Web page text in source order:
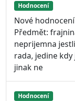
Hodnocení
Nové
Předmět:
neprijemna
rada, jedine
jinak ne
Hodnocení